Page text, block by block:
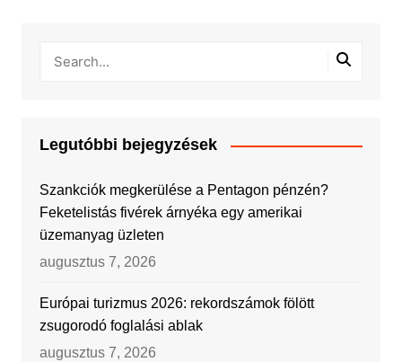
Legutóbbi bejegyzések
Szankciók megkerülése a Pentagon pénzén?
Feketelistás fivérek árnyéka egy amerikai
üzemanyag üzleten
augusztus 7, 2026
Európai turizmus 2026: rekordszámok fölött
zsugorodó foglalási ablak
augusztus 7, 2026